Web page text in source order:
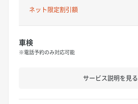
ネット限定割引額
車検
※電話予約のみ対応可能
サービス説明を見る